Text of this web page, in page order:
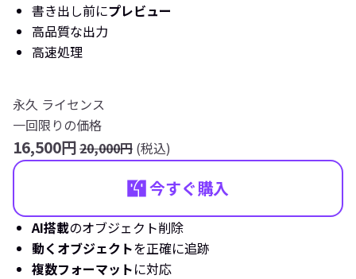
書き出し前にプレビュー
高品質な出力
高速処理
永久 ライセンス
一回限りの価格
16,500円20,000円 (税込)
今すぐ購入
AI搭載のオブジェクト削除
動くオブジェクトを正確に追跡
複数フォーマットに対応